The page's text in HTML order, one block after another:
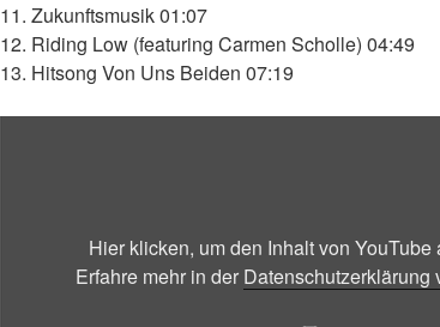
11. Zukunftsmusik 01:07
12. Riding Low (featuring Carmen Scholle) 04:49
13. Hitsong Von Uns Beiden 07:19
ACQUAMARINAHier klicken, um den Inhalt von YouTube
Erfahre mehr in der Datenschutzerklärung